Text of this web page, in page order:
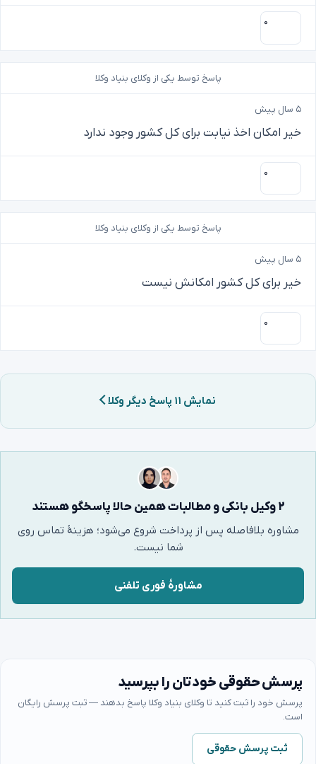
۰
پاسخ توسط یکی از وکلای بنیاد وکلا
۵ سال پیش
خیر امکان اخذ نیابت برای کل کشور وجود ندارد
۰
پاسخ توسط یکی از وکلای بنیاد وکلا
۵ سال پیش
خیر برای کل کشور امکانش نیست
۰
نمایش ۱۱ پاسخ دیگر وکلا
۲ وکیل بانکی و مطالبات همین حالا پاسخگو هستند
مشاوره بلافاصله پس از پرداخت شروع می‌شود؛ هزینهٔ تماس روی
شما نیست.
مشاورهٔ فوری تلفنی
پرسش حقوقی خودتان را بپرسید
پرسش خود را ثبت کنید تا وکلای بنیاد وکلا پاسخ بدهند — ثبت پرسش رایگان
است.
ثبت پرسش حقوقی